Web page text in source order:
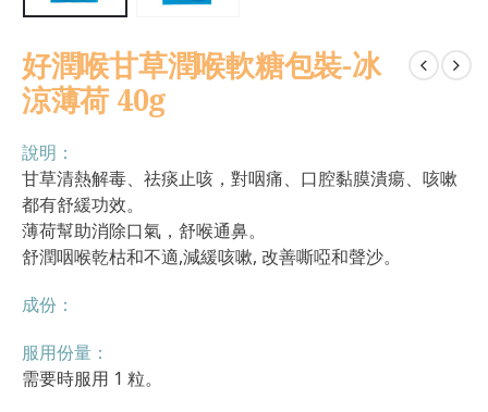
好潤喉甘草潤喉軟糖包裝-冰
涼薄荷 40g
說明：
甘草清熱解毒、祛痰止咳，對咽痛、口腔黏膜潰瘍、咳嗽
都有舒緩功效。
薄荷幫助消除口氣，舒喉通鼻。
舒潤咽喉乾枯和不適,減緩咳嗽, 改善嘶啞和聲沙。
成份：
服用份量：
需要時服用 1 粒。